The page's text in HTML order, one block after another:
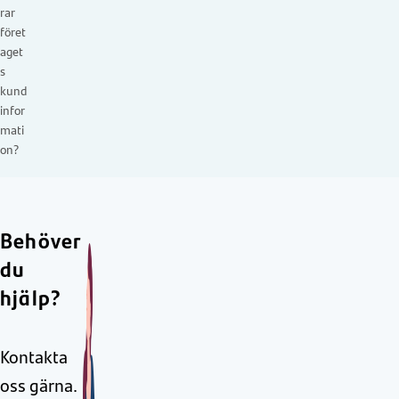
rar
föret
aget
s
kund
infor
mati
on?
Behöver
du
hjälp?
Kontakta
oss gärna.